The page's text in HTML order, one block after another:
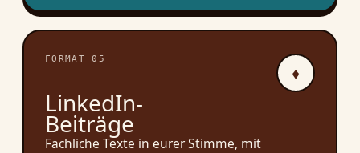
FORMAT 05
♦
LinkedIn-
Beiträge
Fachliche Texte in eurer Stimme, mit